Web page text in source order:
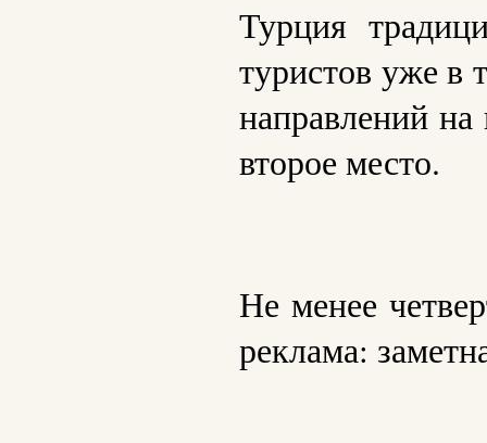
Турция
туристов уже в
направлений
второе место.
Не менее
реклама: